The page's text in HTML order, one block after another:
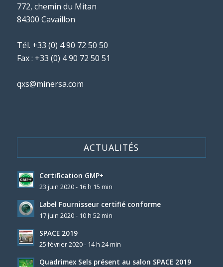
772, chemin du Mitan
84300 Cavaillon
Tél. +33 (0) 4 90 72 50 50
Fax : +33 (0) 4 90 72 50 51
qxs@minersa.com
ACTUALITÉS
Certification GMP+
23 juin 2020 - 16 h 15 min
Label Fournisseur certifié conforme
17 juin 2020 - 10 h 52 min
SPACE 2019
25 février 2020 - 14 h 24 min
Quadrimex Sels présent au salon SPACE 2019